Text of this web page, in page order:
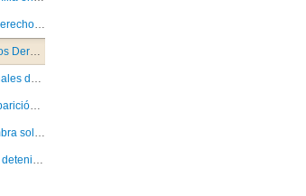
perspectiva de Chile
bilingüe
retornados
muerte